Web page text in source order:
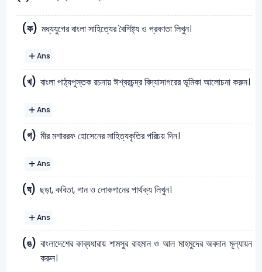
(ক) মধ্যযুগের বাংলা সাহিত্যের বৈশিষ্ট্য ও প্রবণতা লিখুন।
Ans
(খ) বাংলা পাঠ্যপুস্তক রচনায় ঈশ্বরচন্দ্র বিদ্যাসাগরের ভূমিকা আলোচনা করুন।
Ans
(গ) মীর মশাররফ হোসেনের সাহিত্যকৃতির পরিচয় দিন।
Ans
(ঘ) ছড়া, কবিতা, গান ও লোকগানের পার্থক্য লিখুন।
Ans
(ঙ) বাংলাদেশের কাব্যধারায় শামসুর রাহমান ও আল মাহমুদের অবদান মূল্যায়ন
করুন।